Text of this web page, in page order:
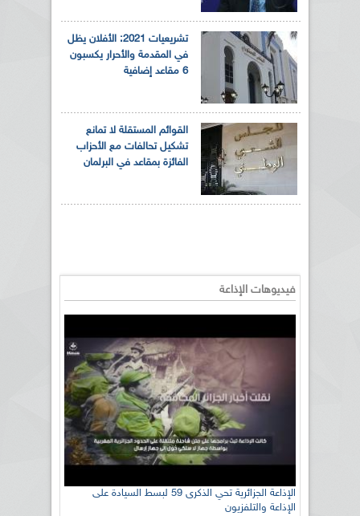
تشريعيات 2021: الأفلان يظل
في المقدمة والأحرار يكسبون
6 مقاعد إضافية
القوائم المستقلة لا تمانع
تشكيل تحالفات مع الأحزاب
الفائزة بمقاعد في البرلمان
فيديوهات الإذاعة
الإذاعة الجزائرية تحي الذكرى 59 لبسط السيادة على
الإذاعة والتلفزيون
رئيس اللجنة الوطنية الجزائرية للتضامن مع الشعب
الصحراوي السيد سعيد العياشي